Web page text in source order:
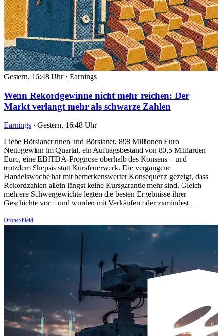
Gestern, 16:48 Uhr · Earnings
Wenn Rekordgewinne nicht mehr reichen: Der
Markt verlangt mehr als schwarze Zahlen
Earnings · Gestern, 16:48 Uhr
Liebe Börsianerinnen und Börsianer, 898 Millionen Euro
Nettogewinn im Quartal, ein Auftragsbestand von 80,5 Milliarden
Euro, eine EBITDA-Prognose oberhalb des Konsens – und
trotzdem Skepsis statt Kursfeuerwerk. Die vergangene
Handelswoche hat mit bemerkenswerter Konsequenz gezeigt, dass
Rekordzahlen allein längst keine Kursgarantie mehr sind. Gleich
mehrere Schwergewichte legten die besten Ergebnisse ihrer
Geschichte vor – und wurden mit Verkäufen oder zumindest…
DroneShield